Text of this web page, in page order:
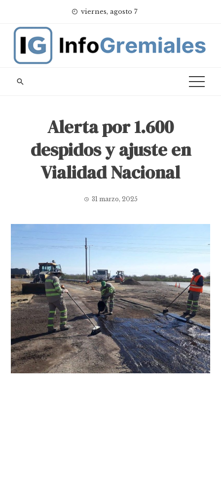
content
viernes, agosto 7
Alerta por 1.600
despidos y ajuste en
Vialidad Nacional
31 marzo, 2025